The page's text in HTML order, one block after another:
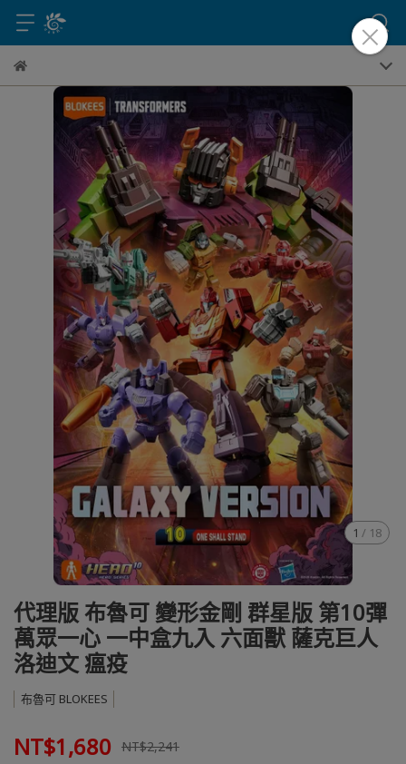
1 / 18
代理版 布魯可 變形金剛 群星版 第10彈
萬眾一心 一中盒九入 六面獸 薩克巨人
洛迪文 瘟疫
布魯可 BLOKEES
NT$1,680 NT$2,241